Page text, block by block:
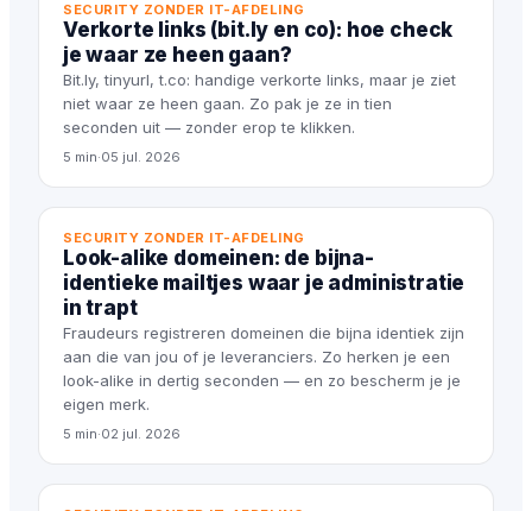
SECURITY ZONDER IT-AFDELING
Verkorte links (bit.ly en co): hoe check
je waar ze heen gaan?
Bit.ly, tinyurl, t.co: handige verkorte links, maar je ziet
niet waar ze heen gaan. Zo pak je ze in tien
seconden uit — zonder erop te klikken.
5 min·05 jul. 2026
SECURITY ZONDER IT-AFDELING
Look-alike domeinen: de bijna-
identieke mailtjes waar je administratie
in trapt
Fraudeurs registreren domeinen die bijna identiek zijn
aan die van jou of je leveranciers. Zo herken je een
look-alike in dertig seconden — en zo bescherm je je
eigen merk.
5 min·02 jul. 2026